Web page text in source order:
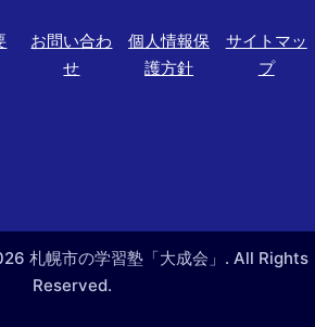
お問い合わ
せ
個人情報保
護方針
サイトマッ
プ
札幌市の学習塾「大成会」. All Rights
Reserved.